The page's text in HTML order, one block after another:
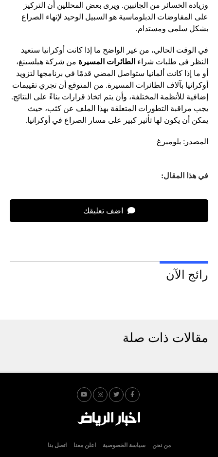
وزيادة الخسائر من الجانبين. ويرى بعض المحللين أن التركيز
على المفاوضات الدبلوماسية هو السبيل الوحيد لإنهاء الصراع
بشكل سلمي ومستدام.
في الوقت الحالي، من غير الواضح ما إذا كانت أوكرانيا ستعيد
النظر في طلبات شراء الطائرات المسيرة من شركة هيلسينغ،
أو ما إذا كانت ألمانيا ستواصل المضي قدمًا في برنامجها لتزويد
أوكرانيا بآلاف الطائرات المسيرة. من المتوقع أن تجري تقييمات
إضافية للأنظمة المختلفة، وأن يتم اتخاذ قرارات بناءً على النتائج.
يجب مراقبة التطورات المتعلقة بهذا الملف عن كثب، حيث
يمكن أن يكون لها تأثير كبير على مسار الصراع في أوكرانيا.
المصدر: بلومبرغ
في هذا المقال:
اضف تعليقك
رائج الآن
مقالات ذات صلة
من نحن سياسة الخصوصية اعلن معنا اتصل بنا